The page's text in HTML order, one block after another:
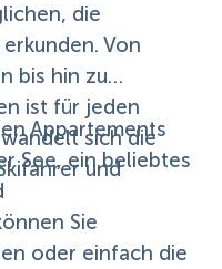
die
Von
bis hin zu
ist für jeden
sich die
und
Appartements
See, ein beliebtes
Sie
oder einfach die